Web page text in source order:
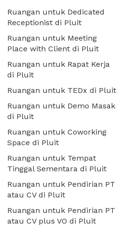
Ruangan untuk Dedicated
Receptionist di Pluit
Ruangan untuk Meeting
Place with Client di Pluit
Ruangan untuk Rapat Kerja
di Pluit
Ruangan untuk TEDx di Pluit
Ruangan untuk Demo Masak
di Pluit
Ruangan untuk Coworking
Space di Pluit
Ruangan untuk Tempat
Tinggal Sementara di Pluit
Ruangan untuk Pendirian PT
atau CV di Pluit
Ruangan untuk Pendirian PT
atau CV plus VO di Pluit